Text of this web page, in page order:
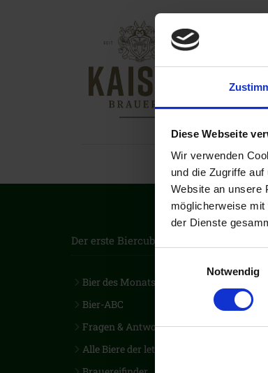
Diese Webseite
Wir verwenden
und die Zugriffe
Website an unsere
möglicherweise
der Dienste
Notwendig
Telefon:
Der erste Biercub Deutschlands
Bier des Monats
Bier-ABC
Fragen & Antworten
Alle Biere der letzten 28 Jahre